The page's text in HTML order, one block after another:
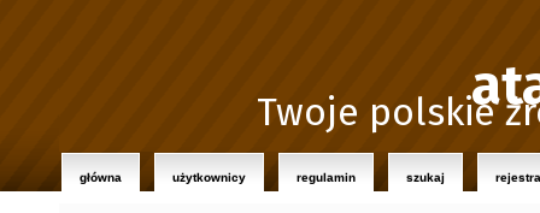
Twoje polskie
główna użytkownicy regulamin szukaj